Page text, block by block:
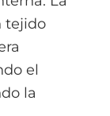
tejido
el
la